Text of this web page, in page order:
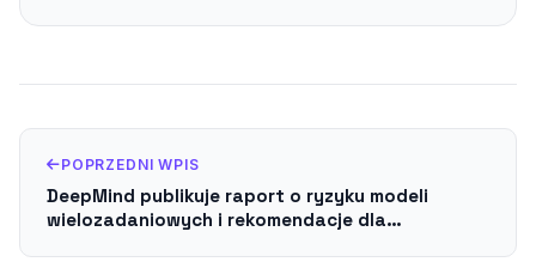
POPRZEDNI WPIS
DeepMind publikuje raport o ryzyku modeli
wielozadaniowych i rekomendacje dla